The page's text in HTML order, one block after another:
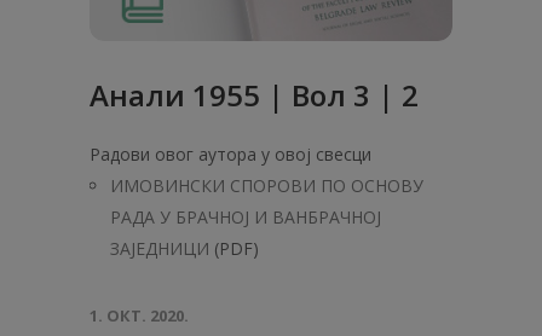
Анaли 1955 | Вол 3 | 2
Радови овог аутора у овој свесци
ИМОВИНСКИ СПОРОВИ ПО ОСНОВУ
РАДА У БРАЧНОЈ И ВАНБРАЧНОЈ
ЗАЈЕДНИЦИ (PDF)
1. ОКТ. 2020.